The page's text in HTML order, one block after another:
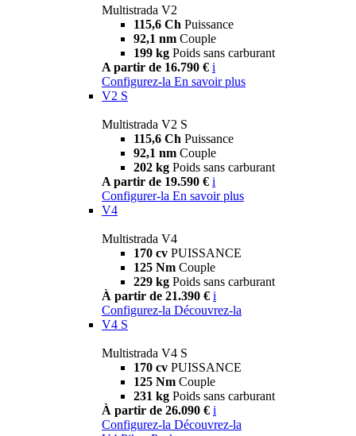
Multistrada V2
115,6 Ch Puissance
92,1 nm Couple
199 kg Poids sans carburant
A partir de 16.790 € i
Configurez-la En savoir plus
V2 S
Multistrada V2 S
115,6 Ch Puissance
92,1 nm Couple
202 kg Poids sans carburant
A partir de 19.590 € i
Configurer-la En savoir plus
V4
Multistrada V4
170 cv PUISSANCE
125 Nm Couple
229 kg Poids sans carburant
À partir de 21.390 € i
Configurez-la Découvrez-la
V4 S
Multistrada V4 S
170 cv PUISSANCE
125 Nm Couple
231 kg Poids sans carburant
À partir de 26.090 € i
Configurez-la Découvrez-la